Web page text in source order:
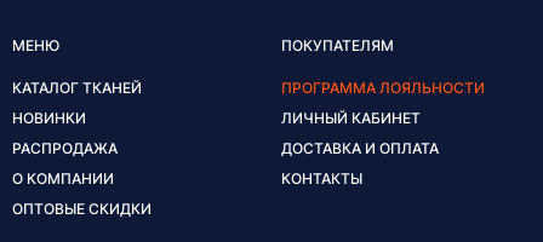
МЕНЮ
КАТАЛОГ ТКАНЕЙ
НОВИНКИ
РАСПРОДАЖА
О КОМПАНИИ
ОПТОВЫЕ СКИДКИ
ПОКУПАТЕЛЯМ
ПРОГРАММА ЛОЯЛЬНОСТИ
ЛИЧНЫЙ КАБИНЕТ
ДОСТАВКА И ОПЛАТА
КОНТАКТЫ